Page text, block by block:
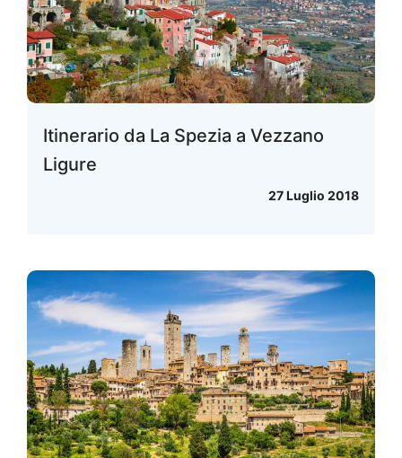
Itinerario da La Spezia a Vezzano
Ligure
27 Luglio 2018